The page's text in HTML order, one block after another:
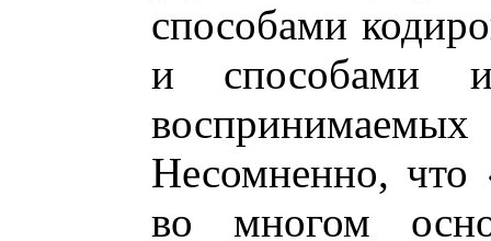
способами
и способами
Несомненно, что
во многом